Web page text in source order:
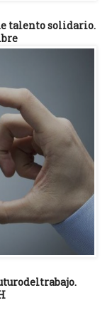
talento solidario.